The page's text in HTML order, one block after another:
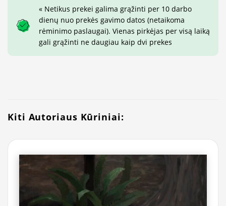
« Netikus prekei galima grąžinti per 10 darbo
dienų nuo prekės gavimo datos (netaikoma
rėminimo paslaugai). Vienas pirkėjas per visą laiką
gali grąžinti ne daugiau kaip dvi prekes
Kiti Autoriaus Kūriniai: